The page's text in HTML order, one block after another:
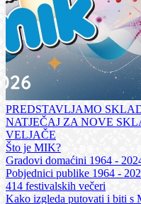
PREDSTAVLJAMO
NATJEČAJ ZA NOVE
VELJAČE
Što je MIK?
Gradovi domaćini 1964 -
Pobjednici publike 1964 -
414 festivalskih večeri
Kako izgleda putovati i biti s